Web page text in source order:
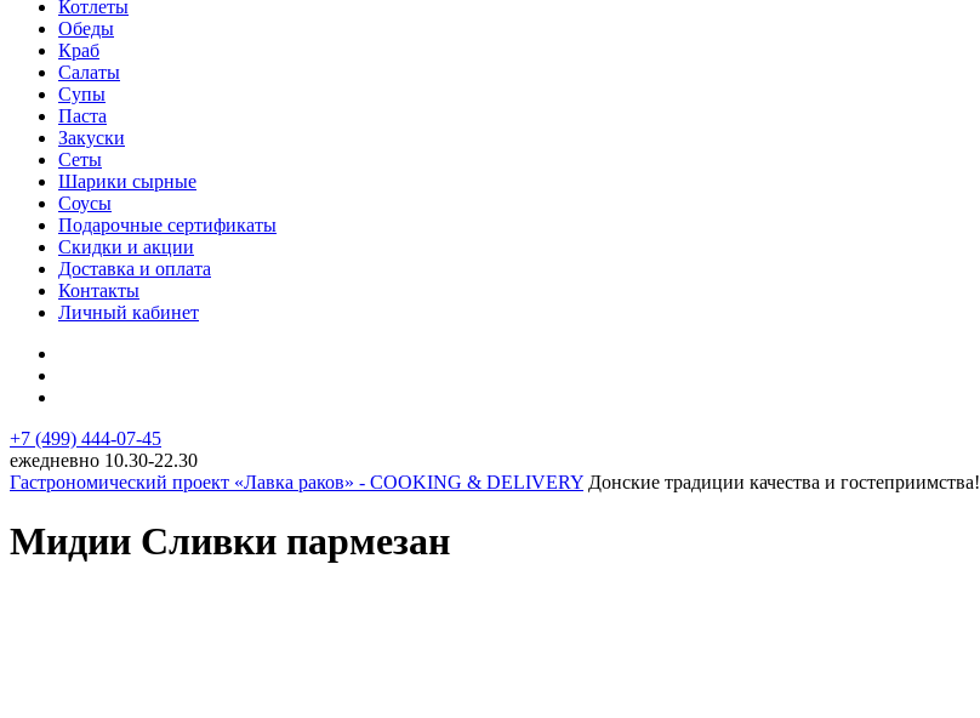
Котлеты
Обеды
Краб
Салаты
Супы
Паста
Закуски
Сеты
Шарики сырные
Соусы
Подарочные сертификаты
Скидки и акции
Доставка и оплата
Контакты
Личный кабинет
+7 (499) 444-07-45
ежедневно 10.30-22.30
Гастрономический проект «Лавка раков» - COOKING & DELIVERY Донские традиции качества и гостеприимства!
Мидии Сливки пармезан